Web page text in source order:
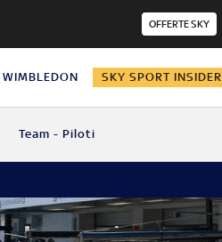
OFFERTE SKY
WIMBLEDON SKY SPORT INSIDER
Team - Piloti